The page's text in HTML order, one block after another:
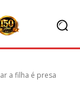
a filha é presa